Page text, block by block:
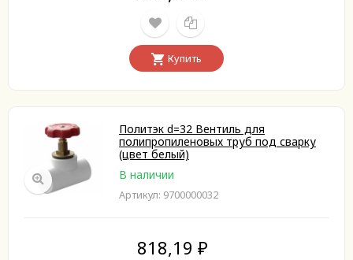
Купить
Политэк d=32 Вентиль для
полипропиленовых труб под сварку
(цвет белый)
В наличии
Артикул: 9700000032
818,19 ₽